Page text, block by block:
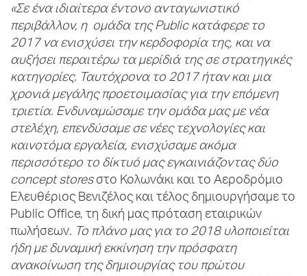
«Σε ένα ιδιαίτερα έντονο ανταγωνιστικό
περιβάλλον, η ομάδα τηςPublicκατάφερε το
2017 να ενισχύσει την κερδοφορία της, και να
αυξήσει περαιτέρω τα μερίδιά της σε στρατηγικές
κατηγορίες. Ταυτόχρονα το 2017 ήταν και μια
χρονιά μεγάλης προετοιμασίας για την επόμενη
τριετία. Ενδυναμώσαμε την ομάδα μας με νέα
στελέχη, επενδύσαμε σε νέες τεχνολογίες και
καινοτόμα εργαλεία, ενισχύσαμε ακόμα
περισσότερο το δίκτυό μας εγκαινιάζοντας δύο
conceptstores στο Κολωνάκι και το Αεροδρόμιο
Ελευθέριος Βενιζέλος και τέλος δημιουργήσαμε το
Public Office, τη δική μας πρόταση εταιρικών
πωλήσεων. Το πλάνο μας για το 2018 υλοποιείται
ήδη με δυναμική εκκίνηση την πρόσφατη
ανακοίνωση της δημιουργίας του πρώτου